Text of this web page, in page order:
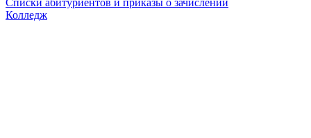
Списки абитуриентов и приказы о зачислении
Колледж